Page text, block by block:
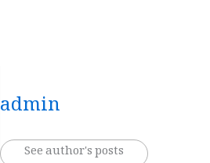
admin
See author's posts